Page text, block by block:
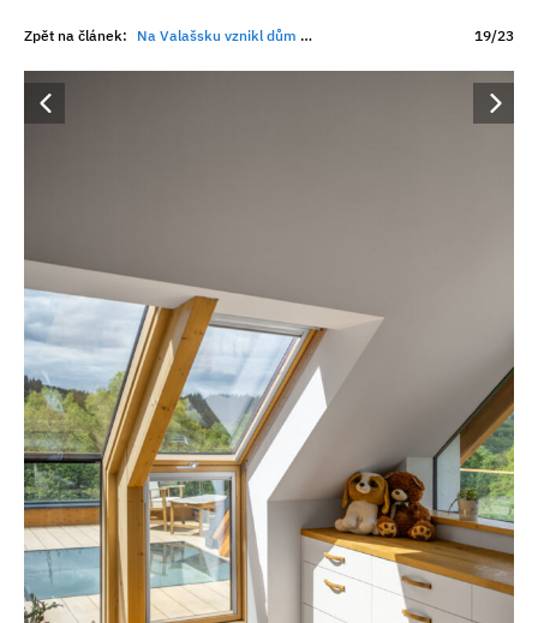
Zpět na článek: Na Valašsku vznikl dům plný světla. V podkroví má zimní zahradu i terasu, na kterou se vychází přímo oknem 19/23